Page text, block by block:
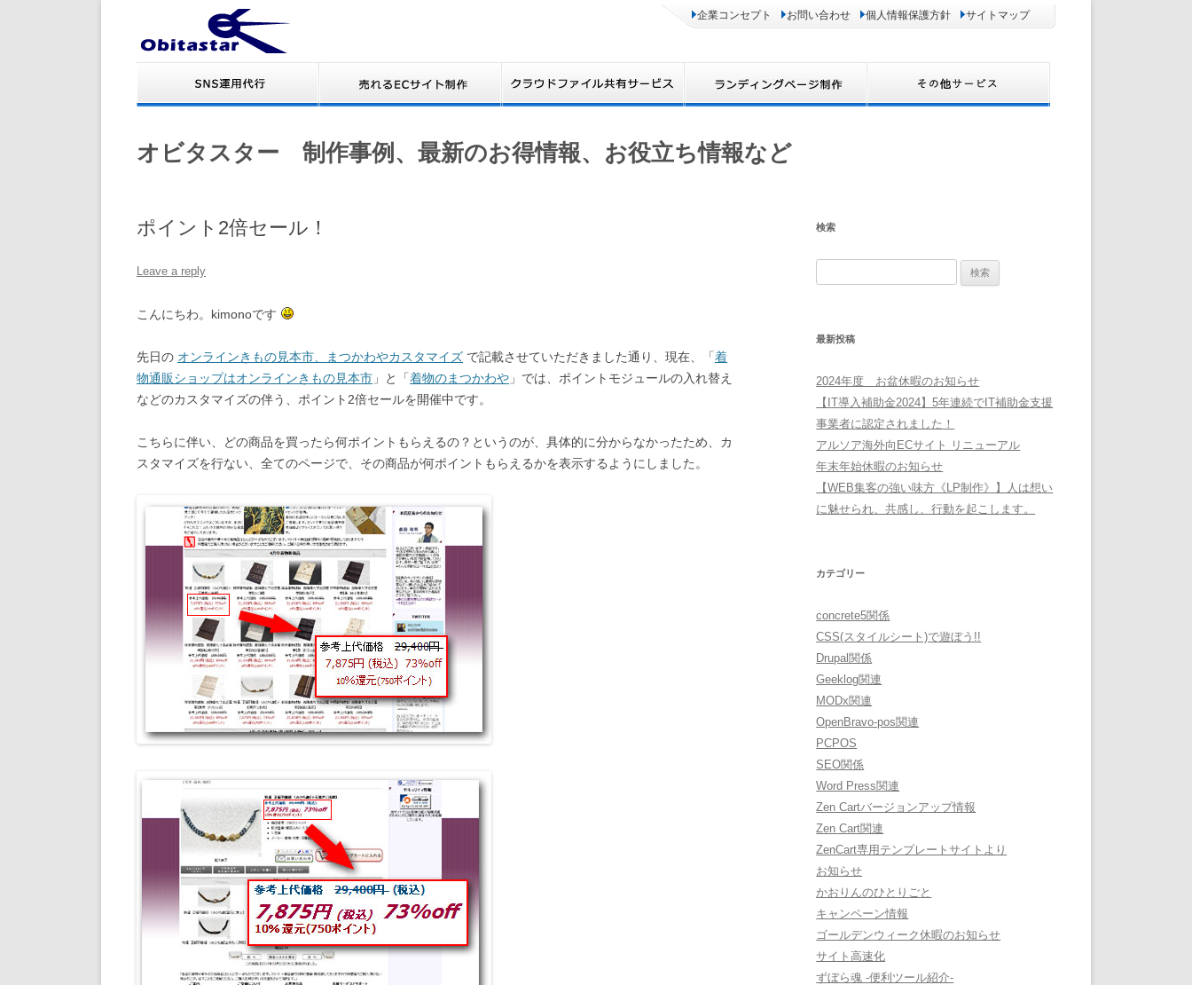
企業コンセプト お問い合わせ 個人情報保護方針 サイトマップ
オビタスター 制作事例、最新のお得情報、お役立ち情報など
ポイント2倍セール！
Leave a reply
こんにちわ。kimonoです
先日の オンラインきもの見本市、まつかわやカスタマイズ で記載させていただきました通り、現在、「着
物通販ショップはオンラインきもの見本市 」と「着物のまつかわや 」では、ポイントモジュールの入れ替え
などのカスタマイズの伴う、ポイント2倍セールを開催中です。
こちらに伴い、どの商品を買ったら何ポイントもらえるの？というのが、具体的に分からなかったため、カ
スタマイズを行ない、全てのページで、その商品が何ポイントもらえるかを表示するようにしました。
検索
最新投稿
2024年度 お盆休暇のお知らせ
【IT導入補助金2024】5年連続でIT補助金支援
事業者に認定されました！
アルソア海外向ECサイト リニューアル
年末年始休暇のお知らせ
【WEB集客の強い味方《LP制作》】人は想い
に魅せられ、共感し、行動を起こします。
カテゴリー
concrete5関係
CSS(スタイルシート)で遊ぼう!!
Drupal関係
Geeklog関連
MODx関連
OpenBravo-pos関連
PCPOS
SEO関係
Word Press関連
Zen Cartバージョンアップ情報
Zen Cart関連
ZenCart専用テンプレートサイトより
お知らせ
かおりんのひとりごと
キャンペーン情報
ゴールデンウィーク休暇のお知らせ
サイト高速化
ずぼら魂 -便利ツール紹介-